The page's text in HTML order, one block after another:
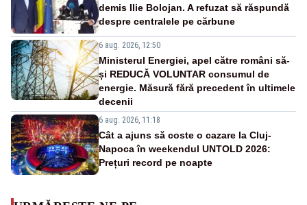
demis Ilie Bolojan. A refuzat să răspundă
despre centralele pe cărbune
6 aug. 2026, 12:50
Ministerul Energiei, apel către români să-
și REDUCĂ VOLUNTAR consumul de
energie. Măsură fără precedent în ultimele
decenii
6 aug. 2026, 11:18
Cât a ajuns să coste o cazare la Cluj-
Napoca în weekendul UNTOLD 2026:
Prețuri record pe noapte